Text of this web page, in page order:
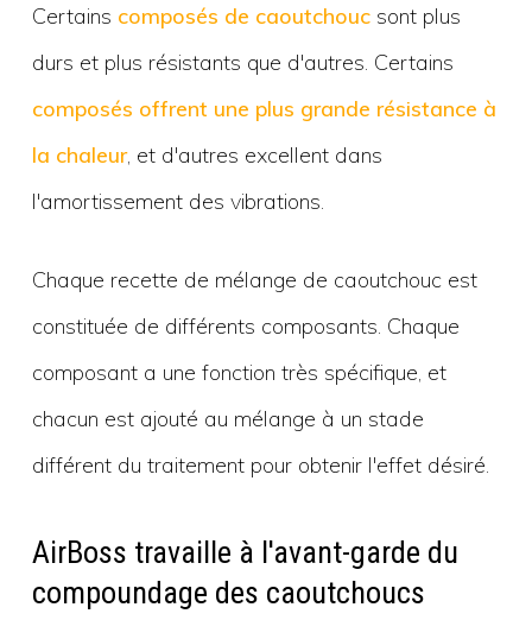
Certains composés de caoutchoucsont plus
durs et plus résistants que d'autres. Certains
composés offrent une plus grande résistance à
la chaleur, et d'autres excellent dans
l'amortissement des vibrations.
Chaque recette de mélange de caoutchouc est
constituée de différents composants. Chaque
composant a une fonction très spécifique, et
chacun est ajouté au mélange à un stade
différent du traitement pour obtenir l'effet désiré.
AirBoss travaille à l'avant-garde du
compoundage des caoutchoucs